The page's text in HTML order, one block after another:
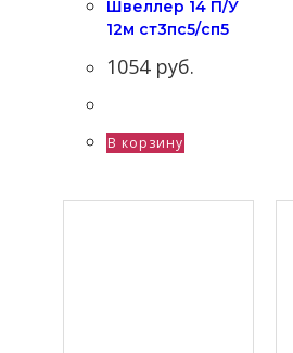
Швеллер 14 П/У
12м ст3пс5/сп5
1054 руб.
В корзину